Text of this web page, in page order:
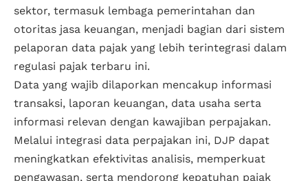
sektor, termasuk lembaga pemerintahan dan
otoritas jasa keuangan, menjadi bagian dari sistem
pelaporan data pajak yang lebih terintegrasi dalam
regulasi pajak terbaru ini.
Data yang wajib dilaporkan mencakup informasi
transaksi, laporan keuangan, data usaha serta
informasi relevan dengan kawajiban perpajakan.
Melalui integrasi data perpajakan ini, DJP dapat
meningkatkan efektivitas analisis, memperkuat
pengawasan, serta mendorong kepatuhan pajak